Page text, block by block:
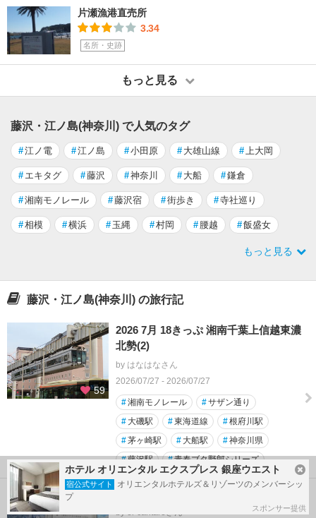
片瀬漁港直売所
3.34
名所・史跡
もっと見る
藤沢・江ノ島(神奈川) で人気のタグ
#江ノ電 #江ノ島 #小田原 # 大雄山線 # 上大岡
# エキタグ #藤沢 #神奈川 # 大船 #鎌倉
#湘南モノレール #藤沢宿 #街歩き #寺社巡り
#相模 #横浜 # 玉縄 #村岡 # 腰越 #飯盛女
もっと見る
藤沢・江ノ島(神奈川) の旅行記
59
2026 7月 18きっぷ 湘南千葉上信越東濃
北勢(2)
by はなはなさん
2026/07/27 - 2026/07/27
#湘南モノレール #サザン通り
# 大磯駅 #東海道線 #根府川駅
#茅ヶ崎駅 # 大船駅 #神奈川県
#藤沢駅 #青春ブタ野郎シリーズ
ホテル オリエンタル エクスプレス 銀座ウエスト
宿公式サイト
オリエンタルホテルズ＆リゾーツのメンバーシッ
プ
スポンサー提供